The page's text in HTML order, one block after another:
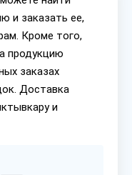
и заказать ее,
Кроме того,
продукцию
заказах
Доставка
и